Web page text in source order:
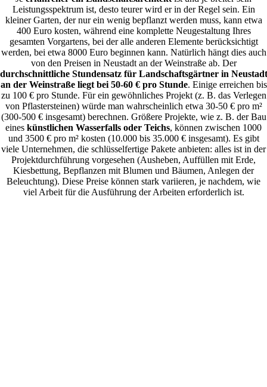
Leistungsspektrum ist, desto teurer wird er in der Regel sein. Ein
kleiner Garten, der nur ein wenig bepflanzt werden muss, kann etwa
400 Euro kosten, während eine komplette Neugestaltung Ihres
gesamten Vorgartens, bei der alle anderen Elemente berücksichtigt
werden, bei etwa 8000 Euro beginnen kann. Natürlich hängt dies auch
von den Preisen in Neustadt an der Weinstraße ab. Der
durchschnittliche Stundensatz für Landschaftsgärtner in Neustadt
an der Weinstraße liegt bei 50-60 € pro Stunde. Einige erreichen bis
zu 100 € pro Stunde. Für ein gewöhnliches Projekt (z. B. das Verlegen
von Pflastersteinen) würde man wahrscheinlich etwa 30-50 € pro m²
(300-500 € insgesamt) berechnen. Größere Projekte, wie z. B. der Bau
eines künstlichen Wasserfalls oder Teichs, können zwischen 1000
und 3500 € pro m² kosten (10.000 bis 35.000 € insgesamt). Es gibt
viele Unternehmen, die schlüsselfertige Pakete anbieten: alles ist in der
Projektdurchführung vorgesehen (Ausheben, Auffüllen mit Erde,
Kiesbettung, Bepflanzen mit Blumen und Bäumen, Anlegen der
Beleuchtung). Diese Preise können stark variieren, je nachdem, wie
viel Arbeit für die Ausführung der Arbeiten erforderlich ist.